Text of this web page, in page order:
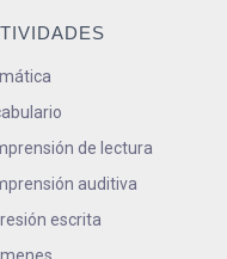
de lectura
auditiva
escrita